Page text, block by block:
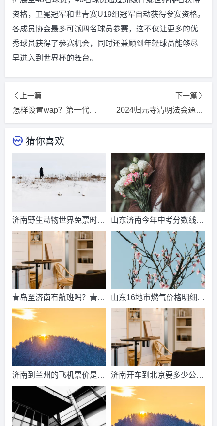
资格，卫冕冠军和世青赛U19组冠军自动获得参赛资格。
各成员协会最多可派四名球员参赛，这不仅让更多的优
秀球员获得了参赛机会，同时还兼顾到年轻球员能够尽
早进入到世界杯的舞台。
上一篇
怎样设置wap？第一代第二代第三代移动通信系统的比较？
下一篇
2024归元寺清明法会通启2024更新/推荐
猜你喜欢
济南野生动物世界免票时
间？济南动物王国票价？
山东济南今年中考分数线出
来了吗？济南中考总分多
青岛至济南有航班吗？青岛
到济南的高铁票多钱？
山东16地市燃气价格明细？
2021山东天然气费收费标
济南到兰州的飞机票价是多
少？济南到兰州飞机要多
久？
济南开车到北京要多少公
里、时间、过路费、油钱？